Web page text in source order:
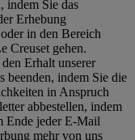
indem Sie das
Erhebung
in den Bereich
Creuset gehen.
Erhalt unserer
beenden, indem Sie die
in Anspruch
abbestellen, indem
Ende jeder E-Mail
mehr von uns